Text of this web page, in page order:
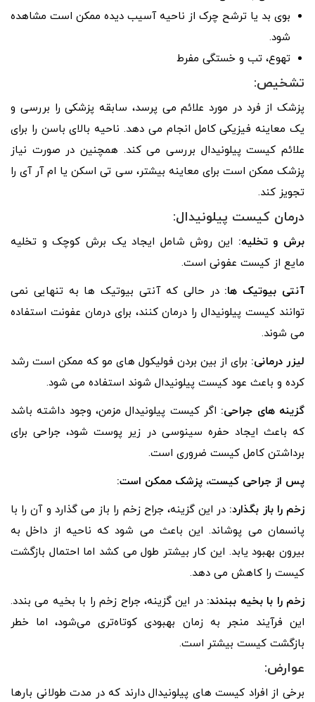
بوی بد یا ترشح چرک از ناحیه آسیب دیده ممکن است مشاهده
شود.
تهوع، تب و خستگی مفرط
تشخیص:
پزشک از فرد در مورد علائم می پرسد، سابقه پزشکی را بررسی و
یک معاینه فیزیکی کامل انجام می دهد. ناحیه بالای باسن را برای
علائم کیست پیلونیدال بررسی می کند. همچنین در صورت نیاز
پزشک ممکن است برای معاینه بیشتر، سی تی اسکن یا ام آر آی را
تجویز کند.
درمان کیست پیلونیدال:
برش و تخلیه: این روش شامل ایجاد یک برش کوچک و تخلیه
مایع از کیست عفونی است.
آنتی بیوتیک ها: در حالی که آنتی بیوتیک ها به تنهایی نمی
توانند کیست پیلونیدال را درمان کنند، برای درمان عفونت استفاده
می شوند.
لیزر درمانی: برای از بین بردن فولیکول های مو که ممکن است رشد
کرده و باعث عود کیست پیلونیدال شوند استفاده می شود.
گزینه های جراحی: اگر کیست پیلونیدال مزمن، وجود داشته باشد
که باعث ایجاد حفره سینوسی در زیر پوست شود، جراحی برای
برداشتن کامل کیست ضروری است.
پس از جراحی کیست، پزشک ممکن است:
زخم را باز بگذارد: در این گزینه، جراح زخم را باز می گذارد و آن را با
پانسمان می پوشاند. این باعث می شود که ناحیه از داخل به
بیرون بهبود یابد. این کار بیشتر طول می کشد اما احتمال بازگشت
کیست را کاهش می دهد.
زخم را با بخیه ببندند: در این گزینه، جراح زخم را با بخیه می بندد.
این فرآیند منجر به زمان بهبودی کوتاه‌تری می‌شود، اما خطر
بازگشت کیست بیشتر است.
عوارض:
برخی از افراد کیست های پیلونیدال دارند که در مدت طولانی بارها